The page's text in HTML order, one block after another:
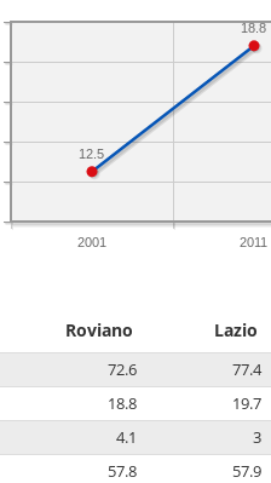
2001 2011
18.8
12.5
Roviano Lazio
72.6 77.4
18.8 19.7
4.1 3
57.8 57.9